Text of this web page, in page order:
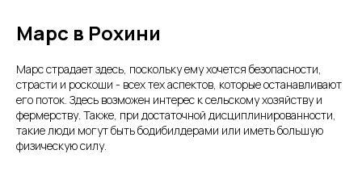
Марс в Рохини
Марс страдает здесь, поскольку ему хочется безопасности,
страсти и роскоши - всех тех аспектов, которые останавливают
его поток. Здесь возможен интерес к сельскому хозяйству и
фермерству. Также, при достаточной дисциплинированности,
такие люди могут быть бодибилдерами или иметь большую
физическую силу.